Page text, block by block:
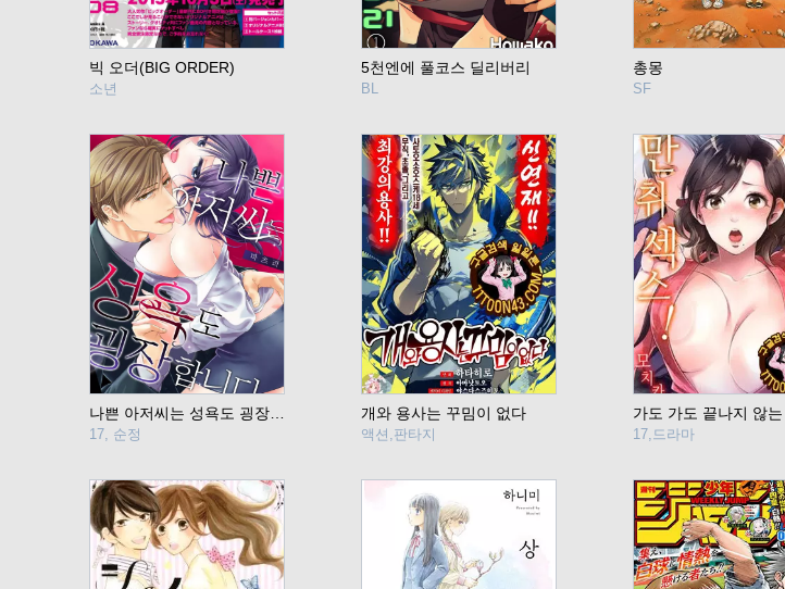
빅 오더(BIG ORDER)
소년
5천엔에 풀코스 딜리버리
BL
총몽
SF
17, 순정
개와 용사는 꾸밈이 없다
액션,판타지 17,드라마